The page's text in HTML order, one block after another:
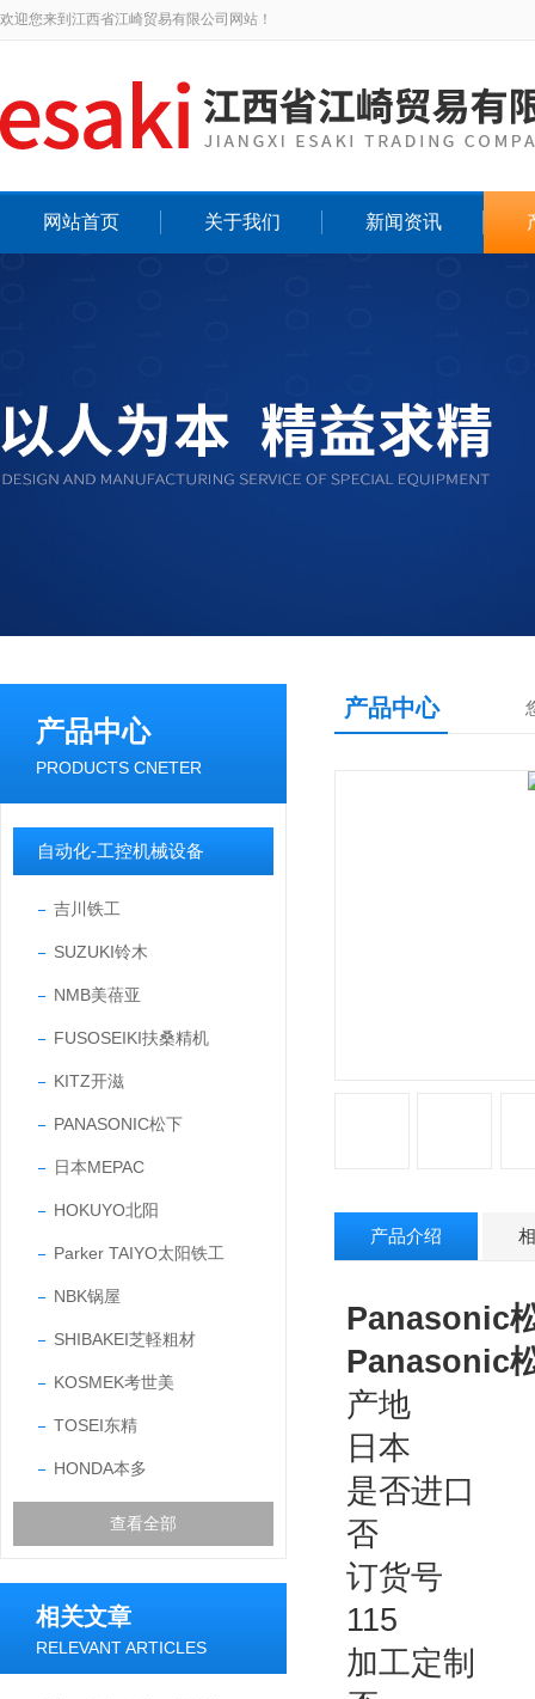
欢迎您来到江西省江崎贸易有限公司网站！
网站首页 关于我们 新闻资讯
产品中心
PRODUCTS CNETER
自动化-工控机械设备
吉川铁工
SUZUKI铃木
NMB美蓓亚
FUSOSEIKI扶桑精机
KITZ开滋
PANASONIC松下
日本MEPAC
HOKUYO北阳
Parker TAIYO太阳铁工
NBK锅屋
SHIBAKEI芝軽粗材
KOSMEK考世美
TOSEI东精
HONDA本多
查看全部
相关文章
RELEVANT ARTICLES
产品中心
产品介绍
Panasonic
Panasonic
产地
日本
是否进口
否
订货号
115
加工定制